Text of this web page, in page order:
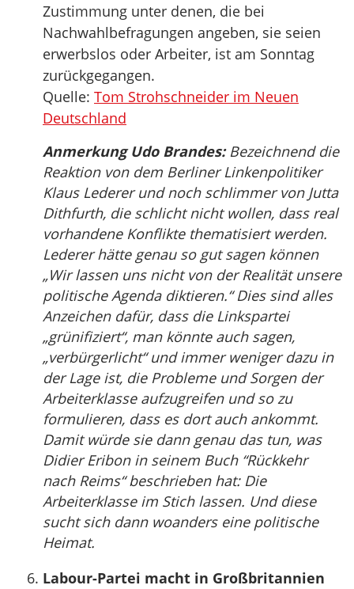
Zustimmung unter denen, die bei
Nachwahlbefragungen angeben, sie seien
erwerbslos oder Arbeiter, ist am Sonntag
zurückgegangen.
Quelle: Tom Strohschneider im Neuen
Deutschland
Anmerkung Udo Brandes:Bezeichnend die
Reaktion von dem Berliner Linkenpolitiker
Klaus Lederer und noch schlimmer von Jutta
Dithfurth, die schlicht nicht wollen, dass real
vorhandene Konflikte thematisiert werden.
Lederer hätte genau so gut sagen können
„Wir lassen uns nicht von der Realität unsere
politische Agenda diktieren.“ Dies sind alles
Anzeichen dafür, dass die Linkspartei
„grünifiziert“, man könnte auch sagen,
„verbürgerlicht“ und immer weniger dazu in
der Lage ist, die Probleme und Sorgen der
Arbeiterklasse aufzugreifen und so zu
formulieren, dass es dort auch ankommt.
Damit würde sie dann genau das tun, was
Didier Eribon in seinem Buch “Rückkehr
nach Reims“ beschrieben hat: Die
Arbeiterklasse im Stich lassen. Und diese
sucht sich dann woanders eine politische
Heimat.
Labour-Partei macht in Großbritannien